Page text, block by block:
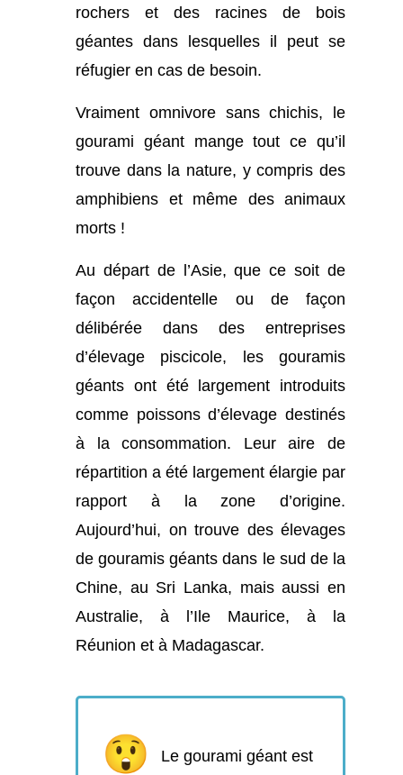
rochers et des racines de bois
géantes dans lesquelles il peut se
réfugier en cas de besoin.
Vraiment omnivore sans chichis, le
gourami géant mange tout ce qu’il
trouve dans la nature, y compris des
amphibiens et même des animaux
morts !
Au départ de l’Asie, que ce soit de
façon accidentelle ou de façon
délibérée dans des entreprises
d’élevage piscicole, les gouramis
géants ont été largement introduits
comme poissons d’élevage destinés
à la consommation. Leur aire de
répartition a été largement élargie par
rapport à la zone d’origine.
Aujourd’hui, on trouve des élevages
de gouramis géants dans le sud de la
Chine, au Sri Lanka, mais aussi en
Australie, à l’Ile Maurice, à la
Réunion et à Madagascar.
Le gourami géant est